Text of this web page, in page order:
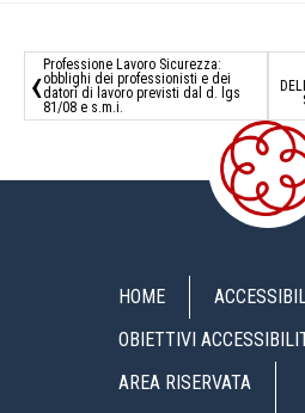
‹ Professione Lavoro Sicurezza:
obblighi dei professionisti e dei
datori di lavoro previsti dal d. lgs
81/08 e s.m.i.
HOME
OBIETTIVI
AREA RISERVATA